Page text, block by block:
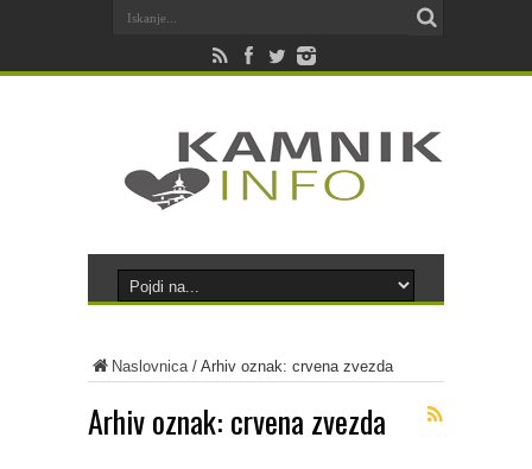
Naslovnica/ Arhiv oznak: crvena zvezda
Arhiv oznak: crvena zvezda